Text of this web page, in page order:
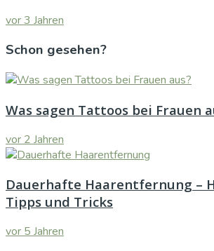
vor 3 Jahren
Schon gesehen?
Was sagen Tattoos bei Frauen
vor 2 Jahren
Dauerhafte Haarentfernung –
Tipps und Tricks
vor 5 Jahren